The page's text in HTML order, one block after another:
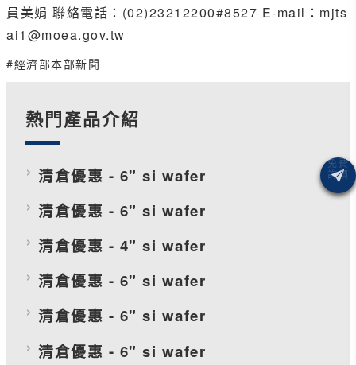
員美娟 聯絡電話：(02)23212200#8527 E-mail：mjts
ai1@moea.gov.tw
#經濟部本部新聞
熱門產品介紹
清倉優惠 - 6" si wafer
清倉優惠 - 6" si wafer
清倉優惠 - 4" si wafer
清倉優惠 - 6" si wafer
清倉優惠 - 6" si wafer
清倉優惠 - 6" si wafer